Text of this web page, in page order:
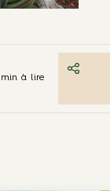
min à lire